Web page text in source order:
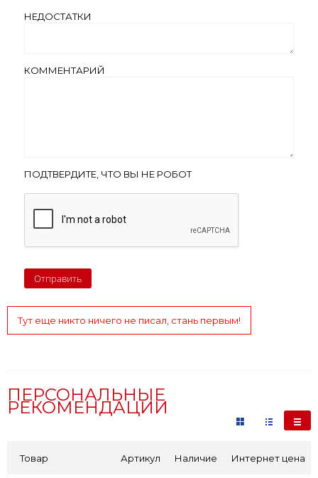
НЕДОСТАТКИ
КОММЕНТАРИЙ
ПОДТВЕРДИТЕ, ЧТО ВЫ НЕ РОБОТ
Тут еще никто ничего не писал, стань первым!
ПЕРСОНАЛЬНЫЕ
РЕКОМЕНДАЦИИ
Товар Артикул Наличие Интернет цена